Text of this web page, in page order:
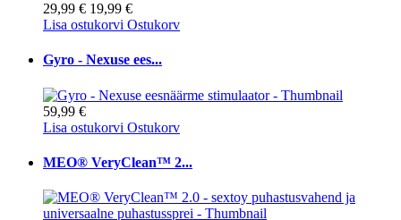
29,99 € 19,99 €
Lisa ostukorvi Ostukorv
Gyro - Nexuse ees...
59,99 €
Lisa ostukorvi Ostukorv
MEO® VeryClean™ 2...